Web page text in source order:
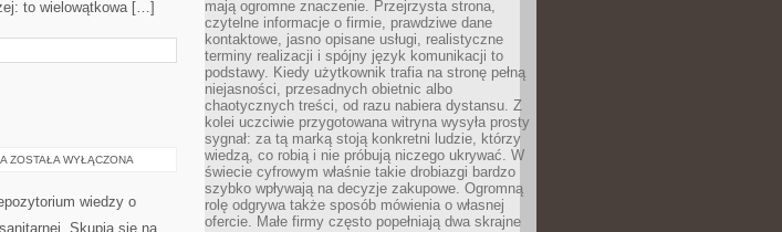
to wielowątkowa […]
FOTOWOLTAIKA
ZOSTAŁA WYŁĄCZONA
wiedzy o
Skupia się na
mają ogromne znaczenie. Przejrzysta strona,
czytelne informacje o firmie, prawdziwe dane
kontaktowe, jasno opisane usługi, realistyczne
terminy realizacji i spójny język komunikacji to
podstawy. Kiedy użytkownik trafia na stronę pełną
niejasności, przesadnych obietnic albo
chaotycznych treści, od razu nabiera dystansu. Z
kolei uczciwie przygotowana witryna wysyła prosty
sygnał: za tą marką stoją konkretni ludzie, którzy
wiedzą, co robią i nie próbują niczego ukrywać. W
świecie cyfrowym właśnie takie drobiazgi bardzo
szybko wpływają na decyzje zakupowe. Ogromną
rolę odgrywa także sposób mówienia o własnej
ofercie. Małe firmy często popełniają dwa skrajne